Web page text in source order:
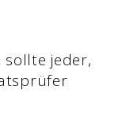
sollte jeder,